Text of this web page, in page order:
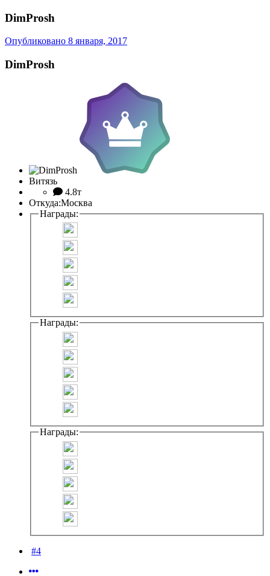
DimProsh
Опубликовано 8 января, 2017
DimProsh
Витязь
4.8т
Откуда:Москва
Награды:
Награды:
Награды:
#4